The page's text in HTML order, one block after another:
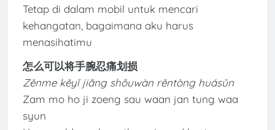
Tetap di dalam mobil untuk mencari
kehangatan, bagaimana aku harus
menasihatimu
怎么可以将手腕忍痛划损
Zěnme kěyǐ jiāng shǒuwàn rěntòng huásǔn
Zam mo ho ji zoeng sau waan jan tung waa
syun